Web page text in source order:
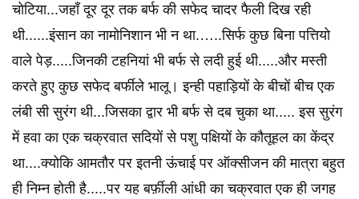
चोटिया...जहाँ दूर दूर तक बर्फ की सफेद चादर फैली दिख रही
थी......इंसान का नामोनिशान भी न था.…..सिर्फ कुछ बिना पत्तियो
वाले पेड़.....जिनकी टहनियां भी बर्फ से लदी हुई थी.....और मस्ती
करते हुए कुछ सफेद बर्फीले भालू। इन्ही पहाड़ियों के बीचों बीच एक
लंबी सी सुरंग थी...जिसका द्वार भी बर्फ से दब चुका था..... इस सुरंग
में हवा का एक चक्रवात सदियों से पशु पक्षियों के कौतूहल का केंद्र
था....क्योकि आमतौर पर इतनी ऊंचाई पर ऑक्सीजन की मात्रा बहुत
ही निम्न होती है.....पर यह बर्फ़ीली आंधी का चक्रवात एक ही जगह